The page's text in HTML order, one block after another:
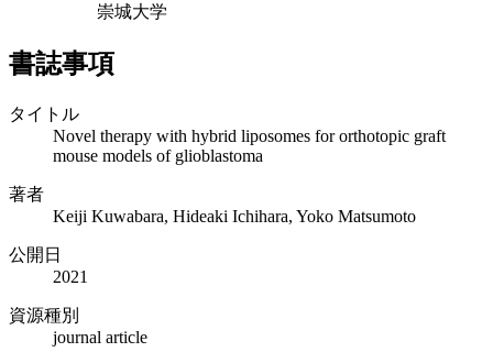
崇城大学
書誌事項
タイトル
Novel therapy with hybrid liposomes for orthotopic graft
mouse models of glioblastoma
著者
Keiji Kuwabara, Hideaki Ichihara, Yoko Matsumoto
公開日
2021
資源種別
journal article